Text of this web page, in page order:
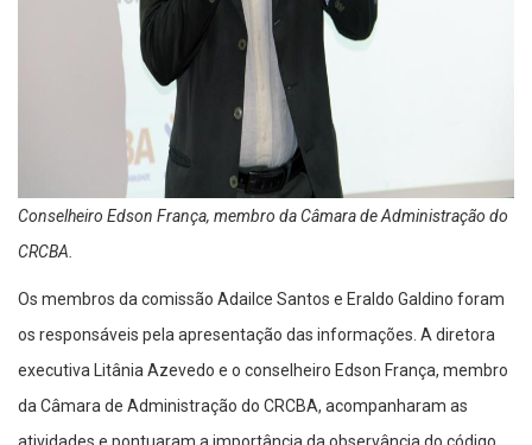
Conselheiro Edson França, membro da Câmara de Administração do
CRCBA.
Os membros da comissão Adailce Santos e Eraldo Galdino foram
os responsáveis pela apresentação das informações. A diretora
executiva Litânia Azevedo e o conselheiro Edson França, membro
da Câmara de Administração do CRCBA, acompanharam as